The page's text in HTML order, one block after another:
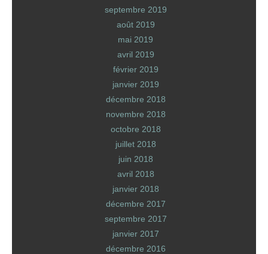
septembre 2019
août 2019
mai 2019
avril 2019
février 2019
janvier 2019
décembre 2018
novembre 2018
octobre 2018
juillet 2018
juin 2018
avril 2018
janvier 2018
décembre 2017
septembre 2017
janvier 2017
décembre 2016